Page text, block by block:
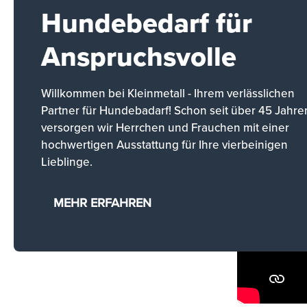
Hundebedarf für
Anspruchsvolle
Willkommen bei Kleinmetall - Ihrem verlässlichen
Partner für Hundebadarf! Schon seit über 45
versorgen wir Herrchen und Frauchen mit einer
hochwertigen Ausstattung für Ihre vierbeinigen
Lieblinge.
MEHR ERFAHREN